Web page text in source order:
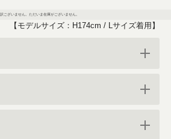
ございません。ただいま在庫がございません。
【モデルサイズ：H174cm / Lサイズ着用】